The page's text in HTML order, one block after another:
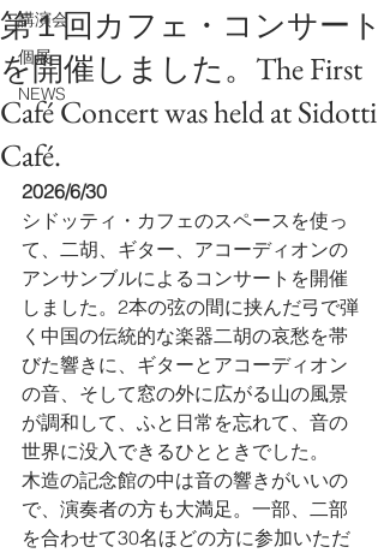
講演会
個展
NEWS
第１回カフェ・コンサート
を開催しました。The First
Café Concert was held at Sidotti
Café.
2026/6/30
シドッティ・カフェのスペースを使っ
て、二胡、ギター、アコーディオンの
アンサンブルによるコンサートを開催
しました。2本の弦の間に挟んだ弓で弾
く中国の伝統的な楽器二胡の哀愁を帯
びた響きに、ギターとアコーディオン
の音、そして窓の外に広がる山の風景
が調和して、ふと日常を忘れて、音の
世界に没入できるひとときでした。
木造の記念館の中は音の響きがいいの
で、演奏者の方も大満足。一部、二部
を合わせて30名ほどの方に参加いただ